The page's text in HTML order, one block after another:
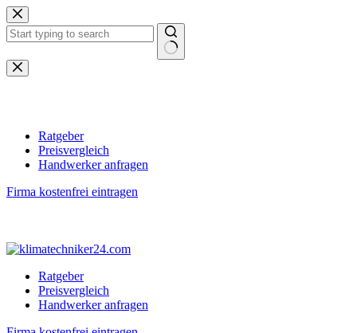
Zum
Inhalt
springen
Keine
Ergebnisse
Ratgeber
Preisvergleich
Handwerker anfragen
Firma kostenfrei eintragen
Ratgeber
Preisvergleich
Handwerker anfragen